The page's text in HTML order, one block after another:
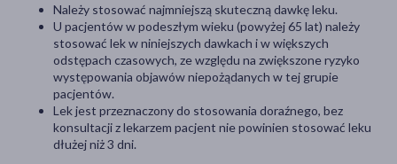
Należy stosować najmniejszą skuteczną dawkę leku.
U pacjentów w podeszłym wieku (powyżej 65 lat) należy
stosować lek w niniejszych dawkach i w większych
odstępach czasowych, ze względu na zwiększone ryzyko
występowania objawów niepożądanych w tej grupie
pacjentów.
Lek jest przeznaczony do stosowania doraźnego, bez
konsultacji z lekarzem pacjent nie powinien stosować leku
dłużej niż 3 dni.